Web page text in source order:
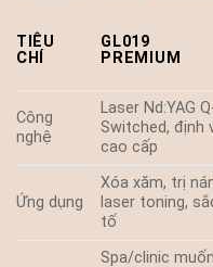
TIÊU
CHÍ
GL019
PREMIUM
Công
nghệ
Laser Nd:YAG
Switched, định
cao cấp
Ứng dụng
Xóa xăm, trị
laser toning,
tố
Spa/clinic muốn